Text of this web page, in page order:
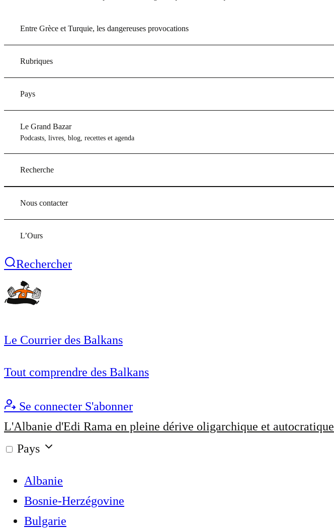
Entre Grèce et Turquie, les dangereuses provocations
Rubriques
Pays
Le Grand Bazar
Podcasts, livres, blog, recettes et agenda
Recherche
Nous contacter
L’Ours
Rechercher
Le Courrier des Balkans
Tout comprendre des Balkans
Se connecter S'abonner
L'Albanie d'Edi Rama en pleine dérive oligarchique et autocratique
Pays
Albanie
Bosnie-Herzégovine
Bulgarie